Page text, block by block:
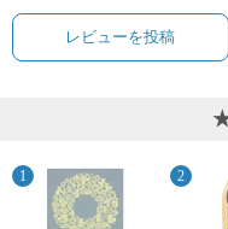
レビューを投稿